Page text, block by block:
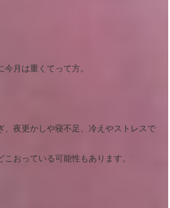
月は重くてって方。
、夜更かしや寝不足、冷えやストレスで
おっている可能性もあります。